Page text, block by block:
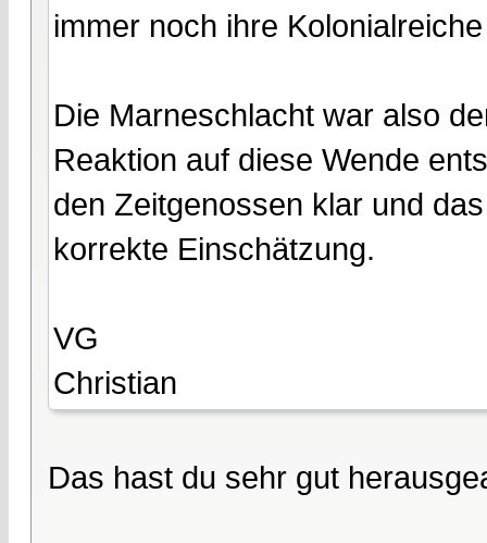
immer noch ihre
Die Marneschlacht war also
Reaktion auf diese Wende
den Zeitgenossen klar und
korrekte Einschätzung.
VG
Christian
Das hast du sehr gut